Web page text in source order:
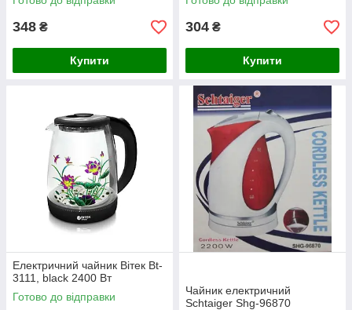
348 ₴
Купити
304 ₴
Купити
Електричний чайник Вітек Bt-
3111, black 2400 Вт
Готово до відправки
Чайник електричний
Schtaiger Shg-96870